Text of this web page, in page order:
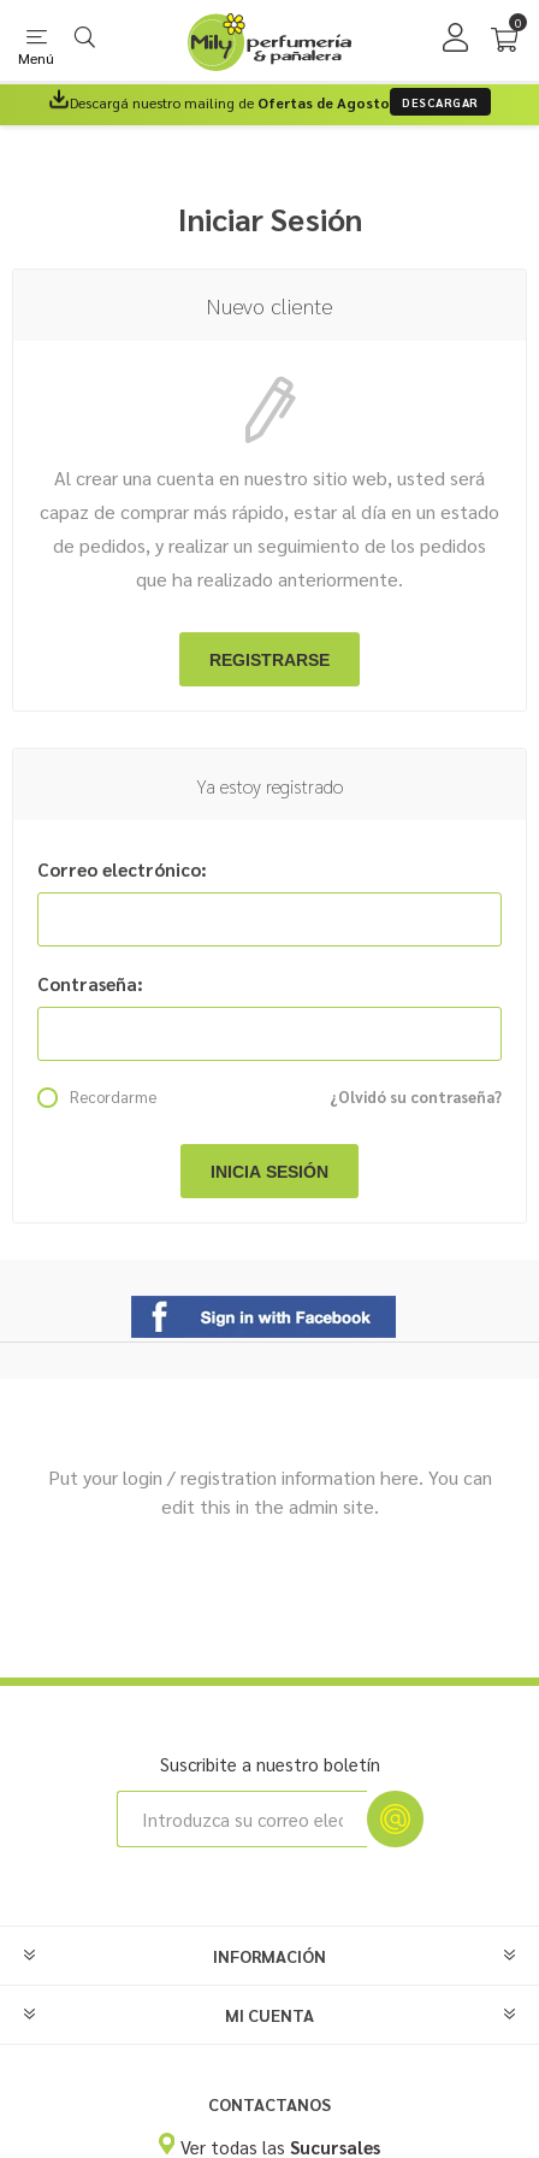
Menú
0
Descargá nuestro mailing de Ofertas de Agosto DESCARGAR
Iniciar Sesión
Nuevo cliente
Al crear una cuenta en nuestro sitio web, usted será
capaz de comprar más rápido, estar al día en un estado
de pedidos, y realizar un seguimiento de los pedidos
que ha realizado anteriormente.
Ya estoy registrado
Correo electrónico:
Contraseña:
¿Olvidó su contraseña?
Recordarme
Put your login / registration information here. You can
edit this in the admin site.
Suscribite a nuestro boletín
INFORMACIÓN
MI CUENTA
CONTACTANOS
Ver todas lasSucursales